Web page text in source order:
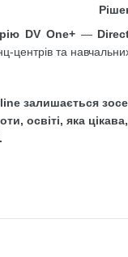
DV One+—
та
залишається
освіті, яка